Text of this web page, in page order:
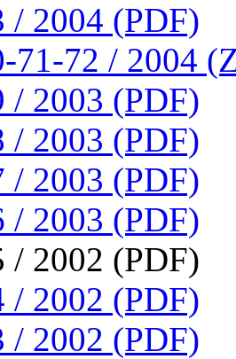
/ 2004 (PDF)
71-72 / 2004
/ 2003 (PDF)
/ 2003 (PDF)
/ 2003 (PDF)
/ 2003 (PDF)
/ 2002 (PDF)
/ 2002 (PDF)
/ 2002 (PDF)